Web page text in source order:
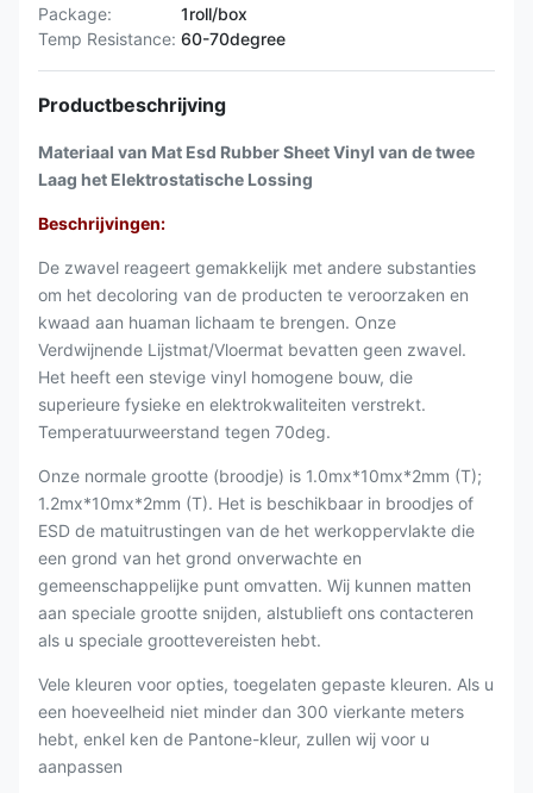
Package:
1roll/box
Temp Resistance: 60-70degree
Productbeschrijving
Materiaal van Mat Esd Rubber Sheet Vinyl van de twee
Laag het Elektrostatische Lossing
Beschrijvingen:
De zwavel reageert gemakkelijk met andere substanties
om het decoloring van de producten te veroorzaken en
kwaad aan huaman lichaam te brengen. Onze
Verdwijnende Lijstmat/Vloermat bevatten geen zwavel.
Het heeft een stevige vinyl homogene bouw, die
superieure fysieke en elektrokwaliteiten verstrekt.
Temperatuurweerstand tegen 70deg.
Onze normale grootte (broodje) is 1.0mx*10mx*2mm (T);
1.2mx*10mx*2mm (T). Het is beschikbaar in broodjes of
ESD de matuitrustingen van de het werkoppervlakte die
een grond van het grond onverwachte en
gemeenschappelijke punt omvatten. Wij kunnen matten
aan speciale grootte snijden, alstublieft ons contacteren
als u speciale groottevereisten hebt.
Vele kleuren voor opties, toegelaten gepaste kleuren. Als u
een hoeveelheid niet minder dan 300 vierkante meters
hebt, enkel ken de Pantone-kleur, zullen wij voor u
aanpassen